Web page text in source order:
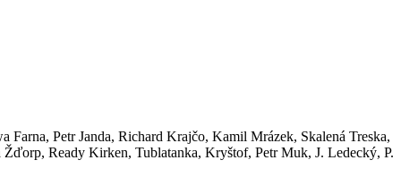
Petr Janda, Richard Krajčo, Kamil Mrázek, Skalená Treska,
Ready Kirken, Tublatanka, Kryštof, Petr Muk, J. Ledecký, P.